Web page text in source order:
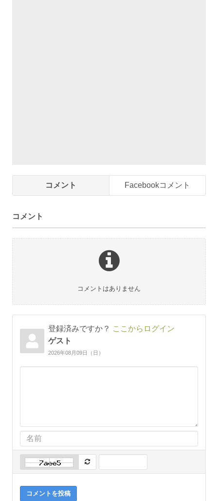
コメント Facebookコメント
コメント
コメントはありません
登録済みですか？ ここからログイン
ゲスト
2026年08月09日（日）
コメントを投稿